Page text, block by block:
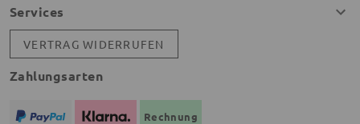
Services
VERTRAG WIDERRUFEN
Zahlungsarten
Rechnung